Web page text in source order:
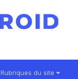
Rubriques du site